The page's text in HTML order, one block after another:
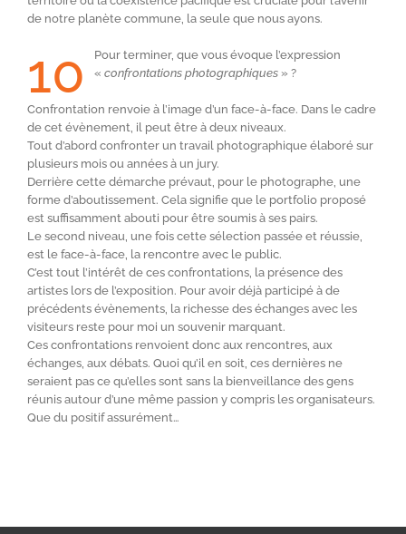
de notre planète commune, la seule que nous ayons.
10
Pour terminer, que vous évoque l’expression
« confrontations photographiques » ?
Confrontation renvoie à l’image d’un face-à-face. Dans le cadre
de cet évènement, il peut être à deux niveaux.
Tout d’abord confronter un travail photographique élaboré sur
plusieurs mois ou années à un jury.
Derrière cette démarche prévaut, pour le photographe, une
forme d’aboutissement. Cela signifie que le portfolio proposé
est suffisamment abouti pour être soumis à ses pairs.
Le second niveau, une fois cette sélection passée et réussie,
est le face-à-face, la rencontre avec le public.
C’est tout l’intérêt de ces confrontations, la présence des
artistes lors de l’exposition. Pour avoir déjà participé à de
précédents évènements, la richesse des échanges avec les
visiteurs reste pour moi un souvenir marquant.
Ces confrontations renvoient donc aux rencontres, aux
échanges, aux débats. Quoi qu’il en soit, ces dernières ne
seraient pas ce qu’elles sont sans la bienveillance des gens
réunis autour d’une même passion y compris les organisateurs.
Que du positif assurément…